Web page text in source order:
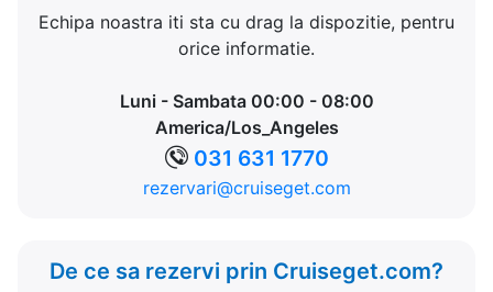
Echipa noastra iti sta cu drag la dispozitie, pentru
orice informatie.
Luni - Sambata 00:00 - 08:00
America/Los_Angeles
031 631 1770
rezervari@cruiseget.com
De ce sa rezervi prin Cruiseget.com?